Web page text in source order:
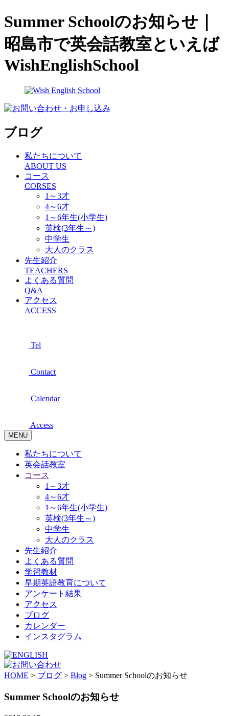
Summer Schoolのお知らせ｜
昭島市で英会話教室といえば
WishEnglishSchool
ブログ
私たちについて
ABOUT US
コース
CORSES
1～3才
4～6才
1～6年生(小学生)
英検(3年生～)
中学生
大人のクラス
先生紹介
TEACHERS
よくある質問
Q&A
アクセス
ACCESS
Tel
Contact
Calendar
Access
MENU
私たちについて
英会話教室
コース
1～3才
4～6才
1～6年生(小学生)
英検(3年生～)
中学生
大人のクラス
先生紹介
よくある質問
学習教材
早期英語教育について
アンケート結果
アクセス
ブログ
カレンダー
インスタグラム
HOME > ブログ > Blog > Summer Schoolのお知らせ
Summer Schoolのお知らせ